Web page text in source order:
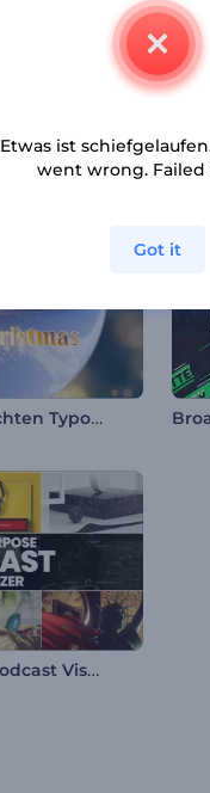
Magische Weihnachts-Schneekugel
Glitzernde Weihnachten Typografie
Multifunktionaler Podcast Visualisierer
Etwas ist
went wrong.
Got it